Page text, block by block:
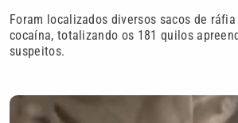
Foram localizados diversos sacos de
cocaína, totalizando os 181 quilos
suspeitos.